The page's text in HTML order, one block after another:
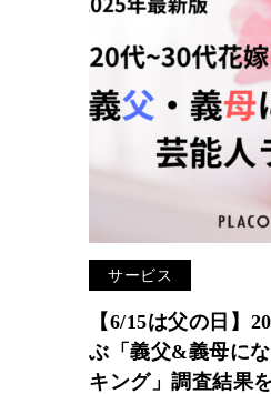
サービス
【6/15は父の日】
ぶ「義父&義母に
キング」調査結果